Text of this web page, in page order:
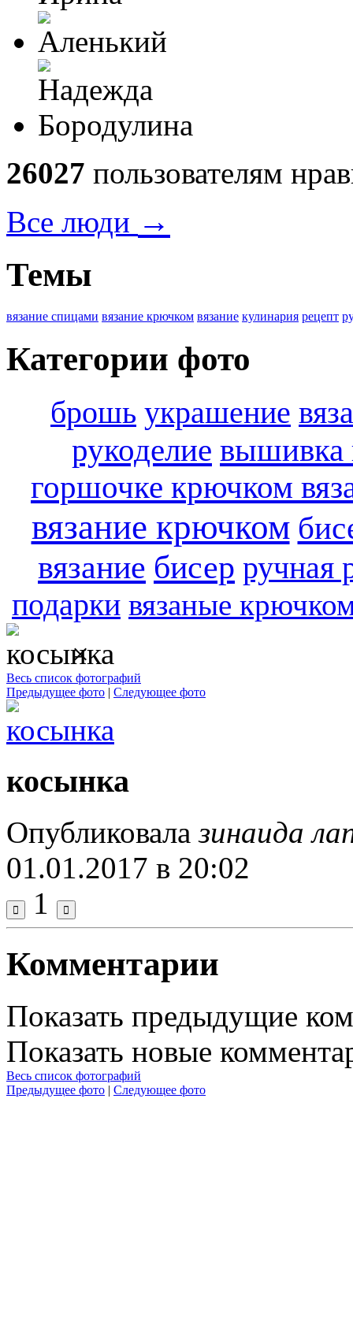
26027 пользователям
Все люди →
Темы
вязание спицами вязание крючком вязание кулинария рецепт
Категории фото
брошь украшение
рукоделие вышивка
горшочке крючком
вязание крючком
вязание бисер ручная
подарки вязаные
×
Весь список фотографий
Предыдущее фото | Следующее фото
косынка
Опубликовалазинаида
01.01.2017 в 20:02
1
Комментарии
Показать предыдущие
Показать новые
Весь список фотографий
Предыдущее фото | Следующее фото